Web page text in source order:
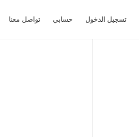
تواصل معنا حسابي تسجيل الدخول